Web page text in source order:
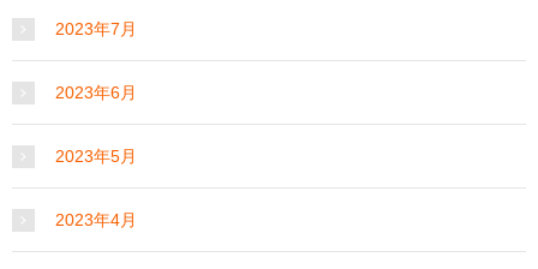
2023年7月
2023年6月
2023年5月
2023年4月